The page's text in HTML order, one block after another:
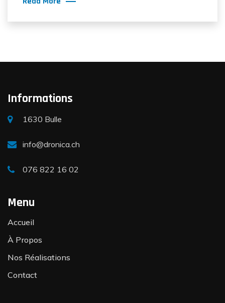
Informations
1630 Bulle
info@dronica.ch
076 822 16 02
Menu
Accueil
À Propos
Nos Réalisations
Contact